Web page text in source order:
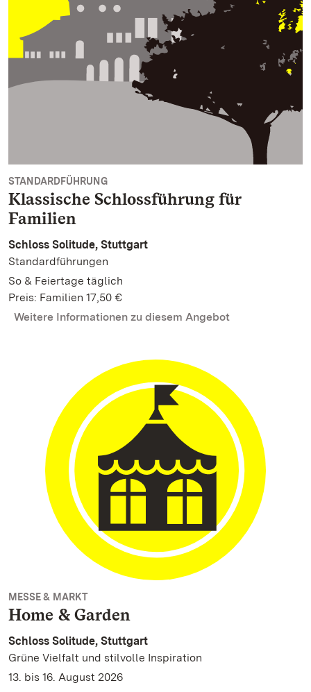
STANDARDFÜHRUNG
Klassische Schlossführung für
Familien
Schloss Solitude, Stuttgart
Standardführungen
So & Feiertage täglich
Preis: Familien 17,50 €
Weitere Informationen zu diesem Angebot
MESSE & MARKT
Home & Garden
Schloss Solitude, Stuttgart
Grüne Vielfalt und stilvolle Inspiration
13. bis 16. August 2026